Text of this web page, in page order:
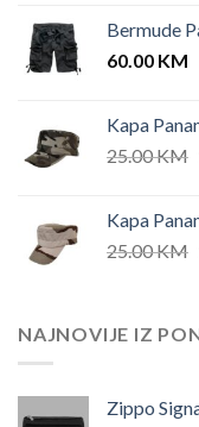
Bermude
60.00 KM
Kapa
25.00KM
Kapa
25.00KM
NAJNOVIJE IZ
Zippo